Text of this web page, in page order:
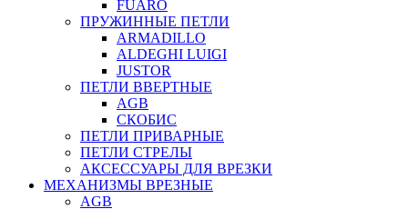
FUARO
ПРУЖИННЫЕ ПЕТЛИ
ARMADILLO
ALDEGHI LUIGI
JUSTOR
ПЕТЛИ ВВЕРТНЫЕ
AGB
СКОБИС
ПЕТЛИ ПРИВАРНЫЕ
ПЕТЛИ СТРЕЛЫ
АКСЕССУАРЫ ДЛЯ ВРЕЗКИ
МЕХАНИЗМЫ ВРЕЗНЫЕ
AGB